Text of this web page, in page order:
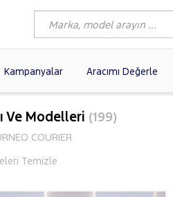
Kampanyalar Aracımı Değerle
FIAT
(58)
(19)
Ve Modelleri (199)
COURIER
Temizle